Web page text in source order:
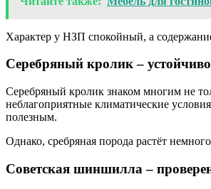
Характер у НЗП спокойный, а
Серебряный кролик –
Серебряный кролик знаком многим не
неблагоприятные климатические
полезным.
Однако, сребряная порода растёт
Советская шиншилла –